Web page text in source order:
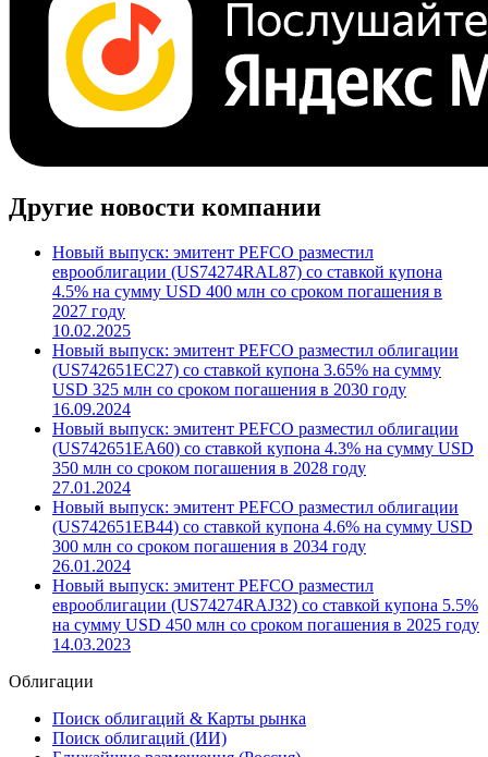
Другие новости компании
Новый выпуск: эмитент PEFCO разместил
еврооблигации (US74274RAL87) со ставкой купона
4.5% на сумму USD 400 млн со сроком погашения в
2027 году
10.02.2025
Новый выпуск: эмитент PEFCO разместил облигации
(US742651EC27) со ставкой купона 3.65% на сумму
USD 325 млн со сроком погашения в 2030 году
16.09.2024
Новый выпуск: эмитент PEFCO разместил облигации
(US742651EA60) со ставкой купона 4.3% на сумму USD
350 млн со сроком погашения в 2028 году
27.01.2024
Новый выпуск: эмитент PEFCO разместил облигации
(US742651EB44) со ставкой купона 4.6% на сумму USD
300 млн со сроком погашения в 2034 году
26.01.2024
Новый выпуск: эмитент PEFCO разместил
еврооблигации (US74274RAJ32) со ставкой купона 5.5%
на сумму USD 450 млн со сроком погашения в 2025 году
14.03.2023
Облигации
Поиск облигаций & Карты рынка
Поиск облигаций (ИИ)